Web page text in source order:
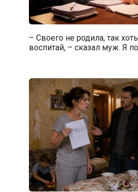
– Своего не родила, так
воспитай, – сказал муж. Я